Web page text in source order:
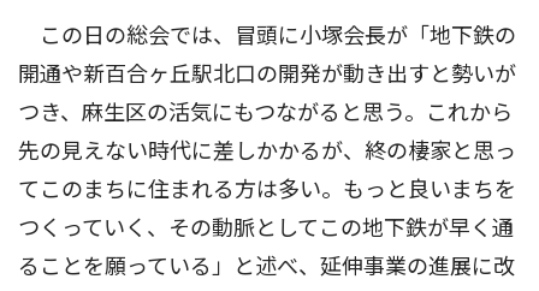
この日の総会では、冒頭に小塚会長が「地下鉄の
開通や新百合ヶ丘駅北口の開発が動き出すと勢いが
つき、麻生区の活気にもつながると思う。これから
先の見えない時代に差しかかるが、終の棲家と思っ
てこのまちに住まれる方は多い。もっと良いまちを
つくっていく、その動脈としてこの地下鉄が早く通
ることを願っている」と述べ、延伸事業の進展に改